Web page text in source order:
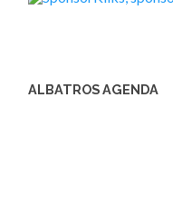
ALBATROS AGENDA